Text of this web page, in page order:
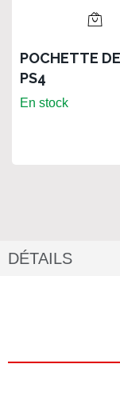
POCHETTE
PS4
En stock
DÉTAILS